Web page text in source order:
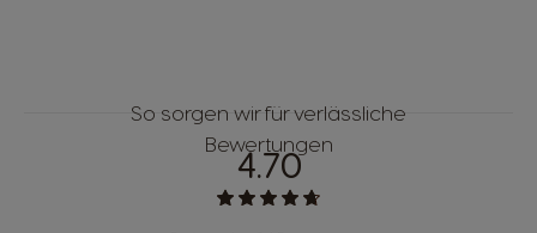
So sorgen wir für verlässliche
Bewertungen
4.70